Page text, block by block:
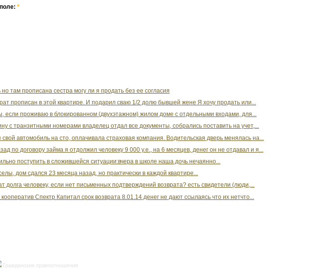
*
там прописана сестра могу ли я продать без ее согласия
прописан в этой квартире. И подарил сваю 1/2 долю бывшей жене Я хочу продать или...
если проживаю в блокированном (двухэтажном) жилом доме с отдельными входами, для...
с транзитными номерами владелец отдал все документы, собрались поставить на учет,...
автомобиль на сто, оплачивала страховая компания. Водительская дверь менялась на...
по договору займа я отдолжил человеку 9 000 у.е., на 6 месяцев, денег он не отдавал и я...
поступить в сложившейся ситуации:вчера в школе наша дочь нечаянно...
дом сдался 23 месяца назад, но практически в каждой квартире...
долга человеку, если нет письменных подтверждений возврата? есть свидетели (люди,...
Спектр Капитал срок возврата 8.01.14 денег не дают ссылаясь что их нетчто...
Гражданские правоотношения